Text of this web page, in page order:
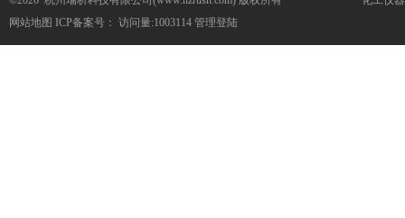
网站地图 ICP备案号： 访问量:1003114 管理登陆